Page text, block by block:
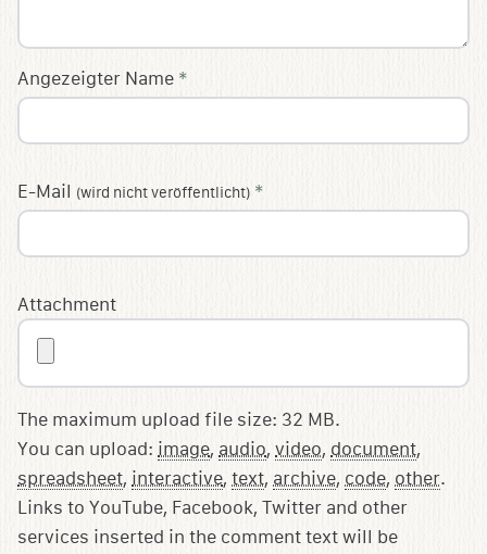
Angezeigter Name *
E-Mail (wird nicht veröffentlicht) *
Attachment
The maximum upload file size: 32 MB.
You can upload: image, audio, video, document,
spreadsheet, interactive, text, archive, code, other.
Links to YouTube, Facebook, Twitter and other
services inserted in the comment text will be